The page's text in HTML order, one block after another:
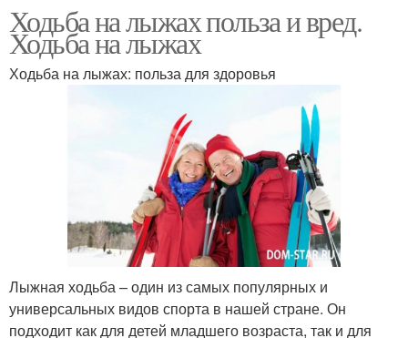
Ходьба на лыжах польза и вред.
Ходьба на лыжах
Ходьба на лыжах: польза для здоровья
Лыжная ходьба – один из самых популярных и
универсальных видов спорта в нашей стране. Он
подходит как для детей младшего возраста, так и для